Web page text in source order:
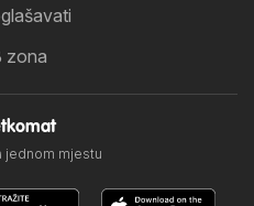
zona
jednom mjestu